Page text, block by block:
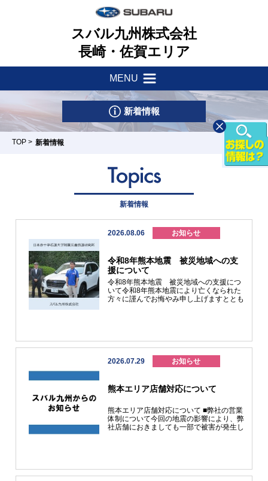
スバル九州株式会社
長崎・佐賀エリア
MENU
新着情報
サポート・他
車検・点検はマイスバルへ
リース&クレジット
スバル自動車保険
リコール
所有権解除について
店舗一覧
長崎時津店 佐世保日宇店
佐賀店/カー
新車情報
U-Car情報
試乗車情報
アフターサービス
会社案内
一つのいのちプロジェクト
採用情報
お問い合わせ
新着情報
TOP > 新着情報
新着情報
2026.08.06 お知らせ
令和8年熊本地震 被災地域への支
援について
令和8年熊本地震 被災地域への支援につ
いて令和8年熊本地震により亡くなられた
方々に謹んでお悔やみ申し上げますととも
動を支援するため、日本赤十字看護大学附
属災害救護研究所へ「フォレスター」を無
償貸与いたしました。 フォレスターは優
れた走破性能を備えており、八代市や氷川
避難所環境改善などの調査に使用する予定
としており、損傷が激しく段差が生じてい
きます。 被災された皆さまに心よりお見
舞い申し上げますとともに、一日も早い復
旧・復興をお祈り申し上げます。＜日本赤
十字看護大学附属災害救護研究所への車両
2026.07.29 お知らせ
熊本エリア店舗対応について
熊本エリア店舗対応について ■弊社の営業
体制について今回の地震の影響により、弊
社店舗におきましても一部で被害が発生し
不便・ご迷惑をおかけいたしますが、何卒
ご理解賜りますようお願い申し上げます。